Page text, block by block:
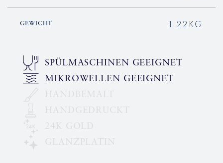
GEWICHT 1.22KG
SPÜLMASCHINEN GEEIGNET
MIKROWELLEN GEEIGNET